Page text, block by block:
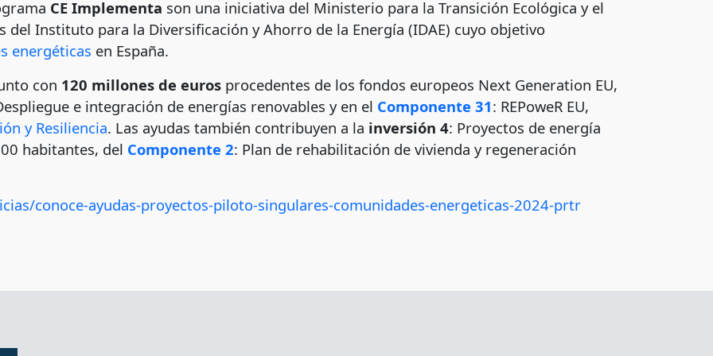
CE Implementa son una iniciativa del Ministerio para la Transición Ecológica y el
del Instituto para la Diversificación y Ahorro de la Energía (IDAE) cuyo objetivo
energéticas en España.
con 120 millones de euros procedentes de los fondos europeos Next Generation EU,
e integración de energías renovables y en el Componente 31: REPoweR EU,
y Resiliencia. Las ayudas también contribuyen a la inversión 4: Proyectos de energía
habitantes, del Componente 2: Plan de rehabilitación de vivienda y regeneración
conoce-ayudas-proyectos-piloto-singulares-comunidades-energeticas-2024-prtr